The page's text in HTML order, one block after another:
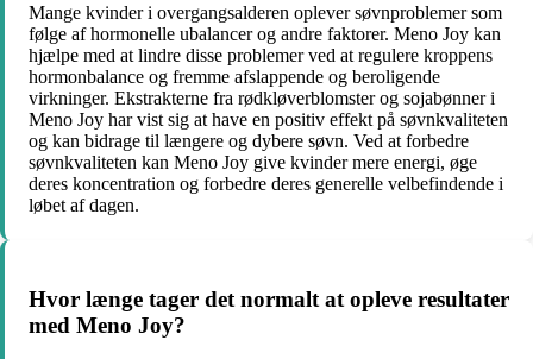
Mange kvinder i overgangsalderen oplever søvnproblemer som
følge af hormonelle ubalancer og andre faktorer. Meno Joy kan
hjælpe med at lindre disse problemer ved at regulere kroppens
hormonbalance og fremme afslappende og beroligende
virkninger. Ekstrakterne fra rødkløverblomster og sojabønner i
Meno Joy har vist sig at have en positiv effekt på søvnkvaliteten
og kan bidrage til længere og dybere søvn. Ved at forbedre
søvnkvaliteten kan Meno Joy give kvinder mere energi, øge
deres koncentration og forbedre deres generelle velbefindende i
løbet af dagen.
Hvor længe tager det normalt at opleve resultater
med Meno Joy?